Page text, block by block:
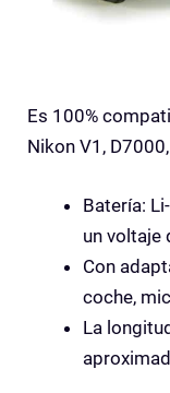
Es 100%
Nikon V1,
Batería:
un voltaje
Con
coche,
La